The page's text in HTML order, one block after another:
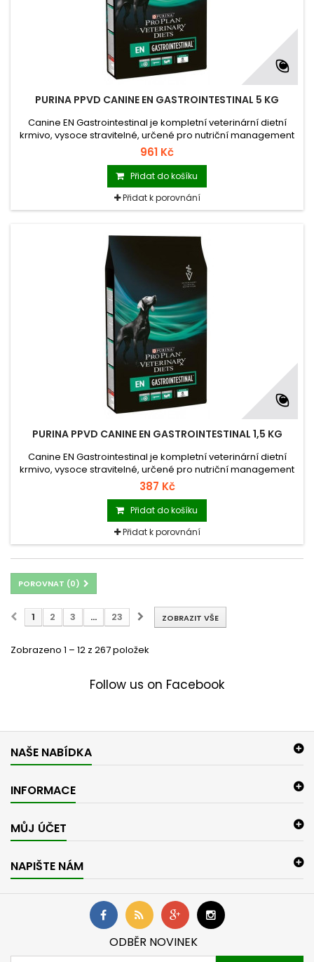
PURINA PPVD CANINE EN GASTROINTESTINAL 5 KG
Canine EN Gastrointestinal je kompletní veterinární dietní
krmivo, vysoce stravitelné, určené pro nutriční management
při gastrointestinálních, pankreatických a chronických
jaterních onemocněních (bez encefalopatie) u štěňat i
dospělých psů.
961 Kč
Přidat do košíku
Přidat k porovnání
PURINA PPVD CANINE EN GASTROINTESTINAL 1,5 KG
Canine EN Gastrointestinal je kompletní veterinární dietní
krmivo, vysoce stravitelné, určené pro nutriční management
při gastrointestinálních, pankreatických a chronických
jaterních onemocněních (bez encefalopatie) u štěňat i
dospělých psů.
387 Kč
Přidat do košíku
Přidat k porovnání
POROVNAT (0)
ZOBRAZIT VŠE
1 2 3 ... 23
Zobrazeno 1 – 12 z 267 položek
Follow us on Facebook
NAŠE NABÍDKA
INFORMACE
MŮJ ÚČET
NAPIŠTE NÁM
ODBĚR NOVINEK